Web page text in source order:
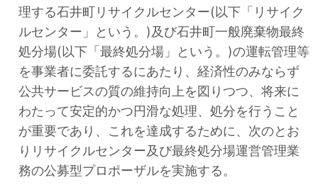
理する石井町リサイクルセンター(以下「リサイク
ルセンター」という。)及び石井町一般廃棄物最終
処分場(以下「最終処分場」という。)の運転管理等
を事業者に委託するにあたり、経済性のみならず
公共サービスの質の維持向上を図りつつ、将来に
わたって安定的かつ円滑な処理、処分を行うこと
が重要であり、これを達成するために、次のとお
りリサイクルセンター及び最終処分場運営管理業
務の公募型プロポーザルを実施する。